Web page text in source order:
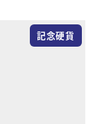
記念硬貨